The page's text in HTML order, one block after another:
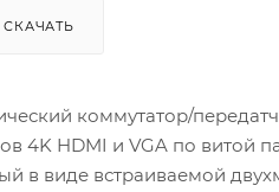
СКАЧАТЬ
коммутатор/
4K HDMI и VGA по витой
в виде встраиваемой